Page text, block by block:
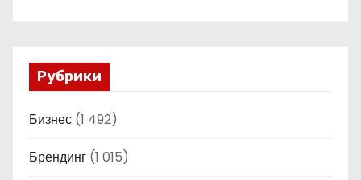
Рубрики
Бизнес (1 492)
Брендинг (1 015)